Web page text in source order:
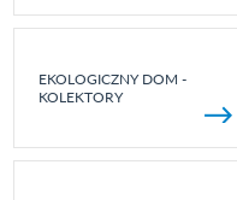
EKOLOGICZNY DOM -
KOLEKTORY